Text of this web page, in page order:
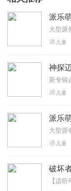
派乐
儿童
儿童
派乐
儿童